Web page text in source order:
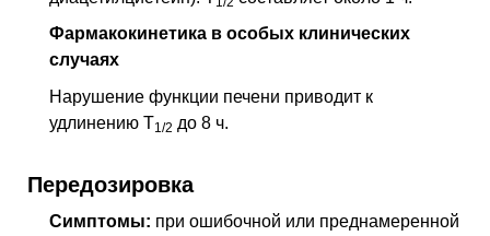
Фармакокинетика в особых клинических
случаях
Нарушение функции печени приводит к
удлинению Т1/2 до 8 ч.
Передозировка
Симптомы: при ошибочной или преднамеренной